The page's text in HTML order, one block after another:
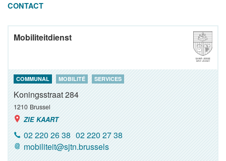
CONTACT
Mobiliteitdienst
COMMUNAL MOBILITÉ SERVICES
Koningsstraat 284
1210 Brussel
ZIE KAART
02 220 26 38 02 220 27 38
mobiliteit@sjtn.brussels